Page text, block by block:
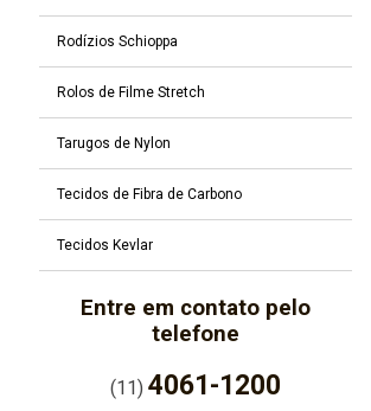
Rodízios Schioppa
Rolos de Filme Stretch
Tarugos de Nylon
Tecidos de Fibra de Carbono
Tecidos Kevlar
Entre em contato pelo
telefone
(11)4061-1200